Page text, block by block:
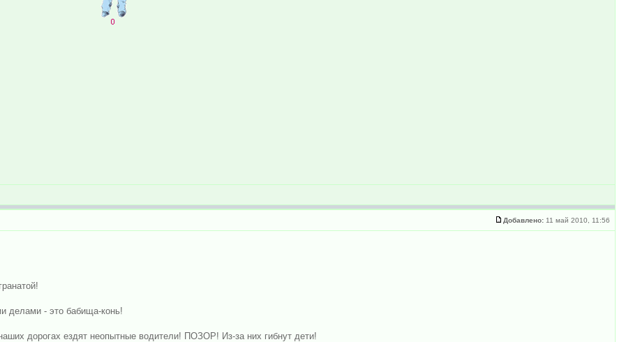
Добавлено: 11 май 2010, 11:56
делами - это бабища-конь!
дорогах ездят неопытные водители! ПОЗОР! Из-за них гибнут дети!